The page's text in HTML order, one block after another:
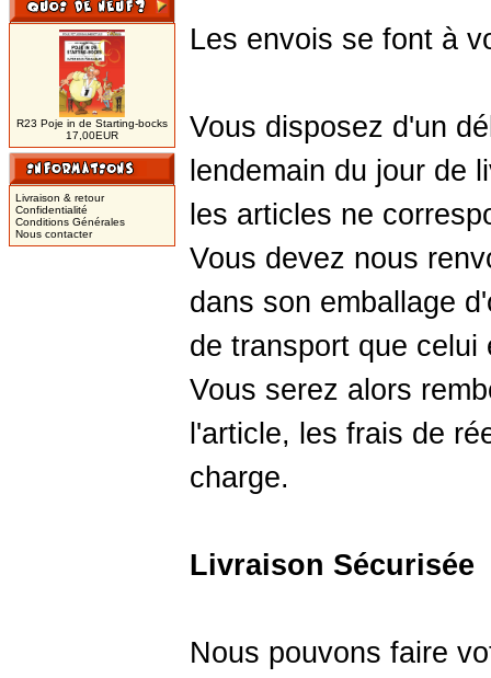
R23 Poje in de Starting-bocks
17,00EUR
Livraison & retour
Confidentialité
Conditions Générales
Nous contacter
Les envois se font à
Vous disposez d'un
lendemain du jour de
les articles ne
Vous devez nous
dans son emballage
de transport que celui
Vous serez alors
l'article, les frais de
charge.
Livraison Sécurisée
Nous pouvons faire